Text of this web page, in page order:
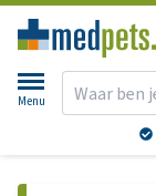
Menu